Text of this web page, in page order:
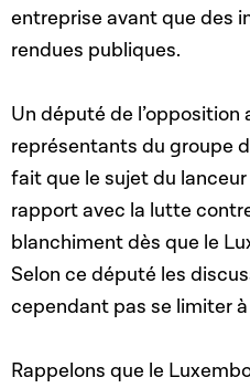
entreprise avant que des
rendues publiques.
Un député de l’opposition
représentants du groupe
fait que le sujet du lanceur
rapport avec la lutte
blanchiment dès que le
Selon ce député les
cependant pas se limiter
Rappelons que le